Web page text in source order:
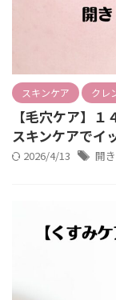
スキンケア クレ
【毛穴ケア】
スキンケアでイ
2026/4/13 開